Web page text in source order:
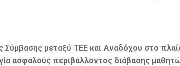
μεταξύ ΤΕΕ και Αναδόχου στο
ασφαλούς περιβάλλοντος διάβασης